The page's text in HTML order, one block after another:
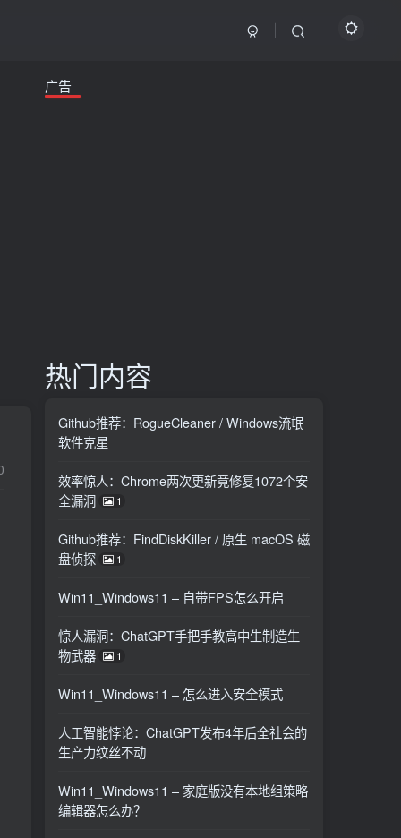
广告
热门内容
Github推荐：RogueCleaner / Windows流氓
软件克星
效率惊人：Chrome两次更新竟修复1072个安
全漏洞
1
Github推荐：FindDiskKiller / 原生 macOS 磁
盘侦探
1
Win11_Windows11 – 自带FPS怎么开启
惊人漏洞：ChatGPT手把手教高中生制造生
物武器
1
Win11_Windows11 – 怎么进入安全模式
人工智能悖论：ChatGPT发布4年后全社会的
生产力纹丝不动
Win11_Windows11 – 家庭版没有本地组策略
编辑器怎么办？